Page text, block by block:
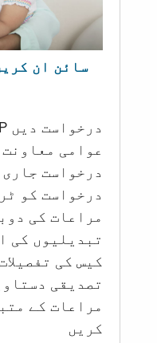
سائن ان
درخواست دیں SNAP
عوامی
درخواست
درخواست کو
مراعات کی
تبدیلیوں کی
کیس کی
تصدیقی
مراعات کے
کریں